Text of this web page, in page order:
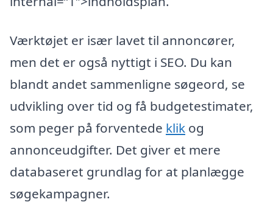
Værktøjet er især lavet til annoncører,
men det er også nyttigt i SEO. Du kan
blandt andet sammenligne søgeord, se
udvikling over tid og få budgetestimater,
som peger på forventede klik og
annonceudgifter. Det giver et mere
databaseret grundlag for at planlægge
søgekampagner.